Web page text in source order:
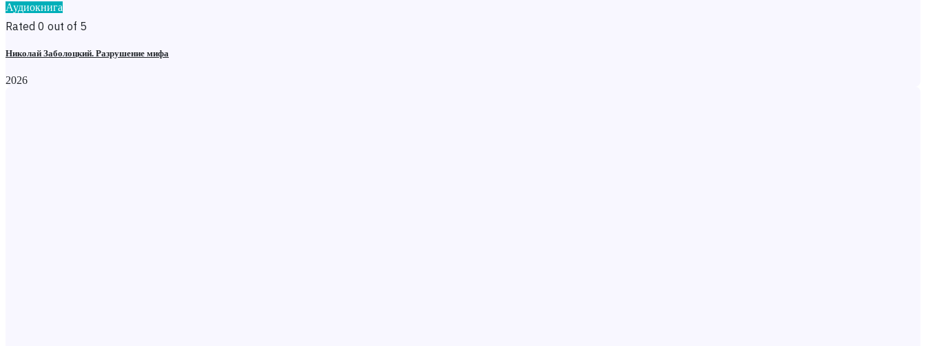
Аудиокнига
Rated 0 out of 5
Николай Заболоцкий. Разрушение мифа
2026